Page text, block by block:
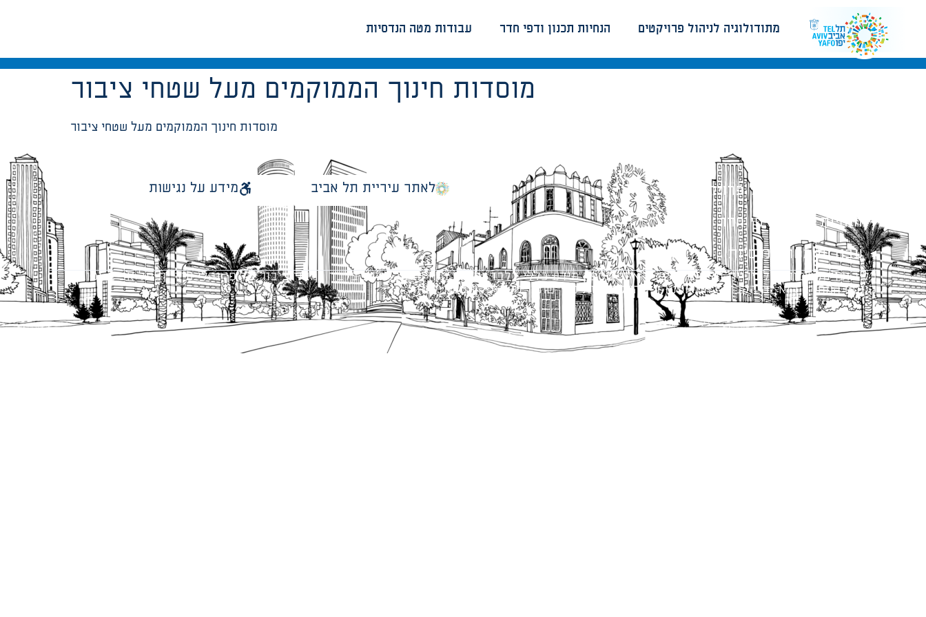
עבודות מטה הנדסיות הנחיות תכנון ודפי חדר מתודולוגיה לניהול פרויקטים
מוסדות חינוך הממוקמים מעל שטחי ציבור
מוסדות חינוך הממוקמים מעל שטחי ציבור
עבודות מטה הנדסיות
הנחיות תכנון ודפי חדר
מתודולוגיה לניהול פרויקטים לאתר עיריית תל אביב מידע על נגישות
כל הזכויות שמורות לעיריית תל-אביב-יפו. האתר מספק מידע כללי בלבד ומאגד הנחיות תכנוניות בלבד למבני ציבור על פי נהלי עיריית תל אביב-יפו.
הנוסח המחייב הוא זה הקבוע בהוראות הדין הרלוונטיות כפי שתהיינה בתוקף מעת לעת.